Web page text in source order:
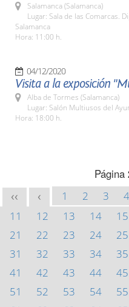
Salamanca (Salamanca)
Lugar: Sala de las Comarcas.
Salamanca
Hora: 11:00 h.
04/12/2020
Visita a la exposición
Alba de Tormes (Salamanca)
Lugar: Salón Multiusos del
Hora: 18:00 h.
Página
<< < 1 2 3 4
11
12 13 14 15
21
22 23 24 25
31
32 33 34 35
41
42 43 44 45
51
52 53 54 55